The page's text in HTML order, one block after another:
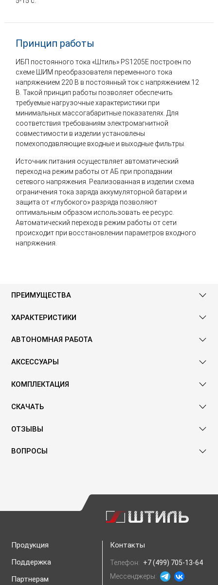
Принцип работы
ИБП постоянного тока «Штиль» PS1205E построен по
схеме ШИМ преобразователя переменного тока
напряжением 220 В в постоянный ток с напряжением 12
В. Такой принцип работы позволяет обеспечить
требуемые нагрузочные характеристики при
минимальных массогабаритные показателях. Для
соответствия требованиям электромагнитной
совместимости в изделии установлены
помехоподавляющие входные и выходные фильтры.
Источник питания осуществляет автоматический
переход на режим работы от АБ при пропадании
сетевого напряжения. Реализованная в изделии схема
ограничения тока заряда аккумуляторной батареи и
защита от «глубокого» разряда позволяют
оптимальным образом использовать ее ресурс.
Автоматический переход в режим работы от сети
происходит при восстановлении параметров входного
напряжения.
ПРЕИМУЩЕСТВА
ХАРАКТЕРИСТИКИ
АВТОНОМНАЯ РАБОТА
АКСЕССУАРЫ
КОМПЛЕКТАЦИЯ
СКАЧАТЬ
ОТЗЫВЫ
ВОПРОСЫ
Продукция
Поддержка
Партнерам
Контакты
Телефон: +7 (499) 705-13-64
Мессенджеры: